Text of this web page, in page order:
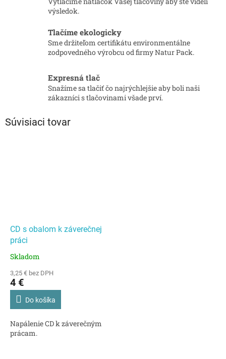
výsledok.
Tlačíme ekologicky
Sme držiteľom certifikátu environmentálne
zodpovedného výrobcu od firmy Natur Pack.
Expresná tlač
Snažíme sa tlačiť čo najrýchlejšie aby boli naši
zákazníci s tlačovinami všade prví.
Súvisiaci tovar
CD s obalom k záverečnej
práci
Skladom
3,25 € bez DPH
4 €
Do košíka
Napálenie CD k záverečným
prácam.